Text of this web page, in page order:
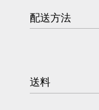
配送方法
送料